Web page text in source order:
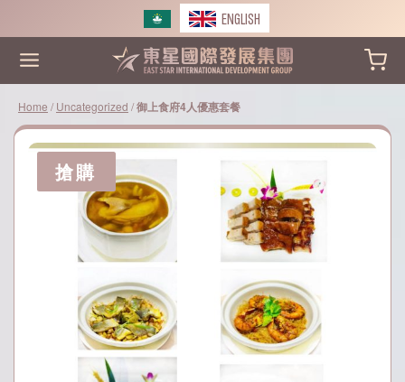
to
content
ENGLISH
Home / Uncategorized /御上食府4人優惠套餐
搶購